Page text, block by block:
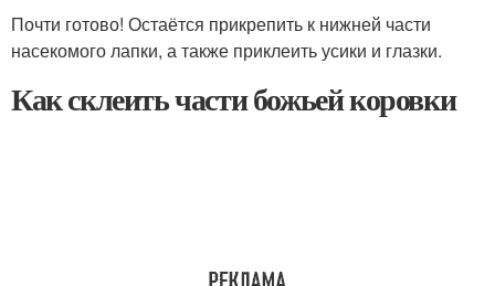
Почти готово! Остаётся прикрепить к нижней части
насекомого лапки, а также приклеить усики и глазки.
Как склеить части божьей коровки